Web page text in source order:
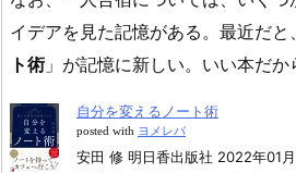
イデアを見た記憶がある。最近だと
ト術 」が記憶に新しい。いい本だか
自分を変えるノート術
posted with ヨメレバ
安田 修 明日香出版社 2022年01